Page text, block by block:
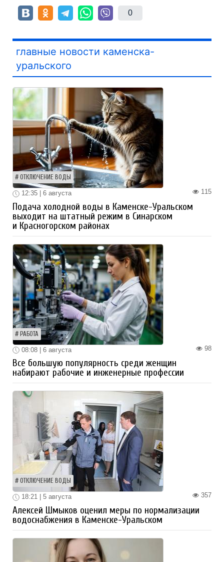
0
главные новости каменска-
уральского
ОТКЛЮЧЕНИЕ ВОДЫ
115
12:35 | 6 августа
Подача холодной воды в Каменске-Уральском
выходит на штатный режим в Синарском
и Красногорском районах
РАБОТА
98
08:08 | 6 августа
Все большую популярность среди женщин
набирают рабочие и инженерные профессии
ОТКЛЮЧЕНИЕ ВОДЫ
357
18:21 | 5 августа
Алексей Шмыков оценил меры по нормализации
водоснабжения в Каменске-Уральском